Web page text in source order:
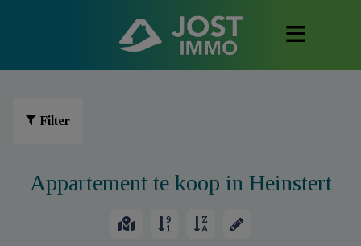
Filter
Appartement te koop in Heinstert